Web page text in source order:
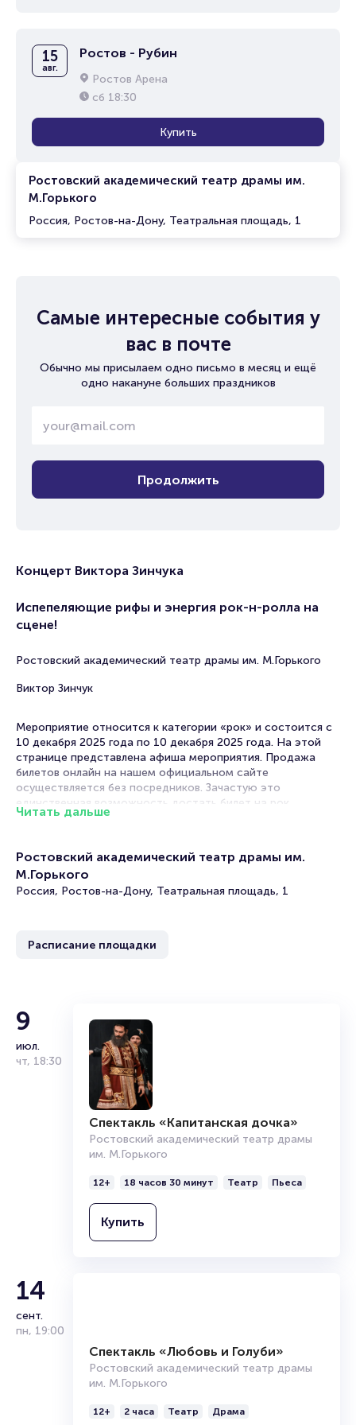
Ростовский академический театр драмы им.
М.Горького
Россия, Ростов-на-Дону, Театральная площадь, 1
15
авг.
Ростов - Рубин
Ростов Арена
сб 18:30
Купить
Самые интересные события у
вас в почте
Обычно мы присылаем одно письмо в месяц и ещё
одно накануне больших праздников
Продолжить
Концерт Виктора Зинчука
Испепеляющие рифы и энергия рок-н-ролла на
сцене!
Ростовский академический театр драмы им. М.Горького
Виктор Зинчук
Мероприятие относится к категории «рок» и состоится с
10 декабря 2025 года по 10 декабря 2025 года. На этой
странице представлена афиша мероприятия. Продажа
билетов онлайн на нашем официальном сайте
осуществляется без посредников. Зачастую это
единственная возможность достать билет на рок.
Portalbilet – удобный и надежный сервис для покупки и
продажи билетов на мероприятия разного формата.
Среднее время на покупку билета здесь начиная с выбора
Виктора Зинчука пользуются большой популярностью у
Подробнее о том, как вернуть, сдать или продать билет
читайте в разделах:
Продать билет
Организаторам
Читать дальше
Ростовский академический театр драмы им.
М.Горького
Россия, Ростов-на-Дону, Театральная площадь, 1
Расписание площадки
9
июл.
чт, 18:30
Спектакль «Капитанская дочка»
Ростовский академический театр драмы
им. М.Горького
12+ 18 часов 30 минут Театр Пьеса
Купить
14
сент.
пн, 19:00
Спектакль «Любовь и Голуби»
Ростовский академический театр драмы